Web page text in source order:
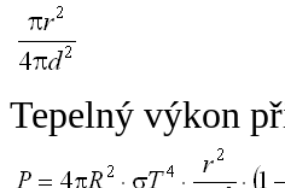
Tepelný výkon